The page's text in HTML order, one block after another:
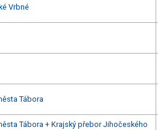
Vrbné
Tábora
Tábora + Krajský přebor Jihočeského